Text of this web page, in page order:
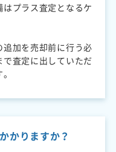
プラス査定となるケ
加を売却前に行う必
査定に出していただ
かりますか？